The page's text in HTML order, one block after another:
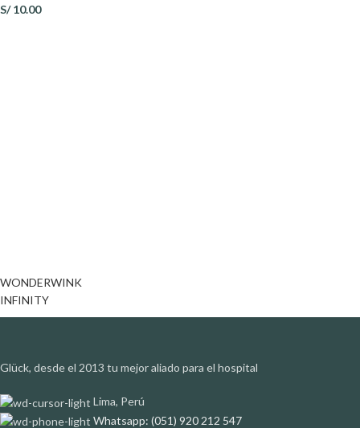
S/10.00
WONDERWINK
INFINITY
Glück, desde el 2013 tu mejor aliado para el hospital
Lima, Perú
Whatsapp: (051) 920 212 547